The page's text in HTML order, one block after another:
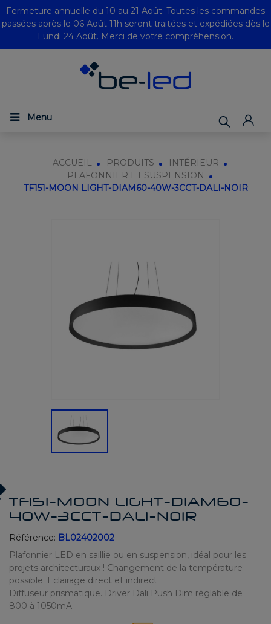
Fermeture annuelle du 10 au 21 Août. Toutes les commandes
passées après le 06 Août 11h seront traitées et expédiées dès le
Lundi 24 Août. Merci de votre compréhension.
Menu
ACCUEIL PRODUITS
INTÉRIEUR
PLAFONNIER ET SUSPENSION
TF151-MOON LIGHT-DIAM60-40W-3CCT-DALI-NOIR
TF151-MOON LIGHT-DIAM60-
40W-3CCT-DALI-NOIR
Référence: BL02402002
Plafonnier LED en saillie ou en suspension, idéal pour les
projets architecturaux ! Changement de la température
possible. Eclairage direct et indirect.
Diffuseur prismatique. Driver Dali Push Dim réglable de
800 à 1050mA.